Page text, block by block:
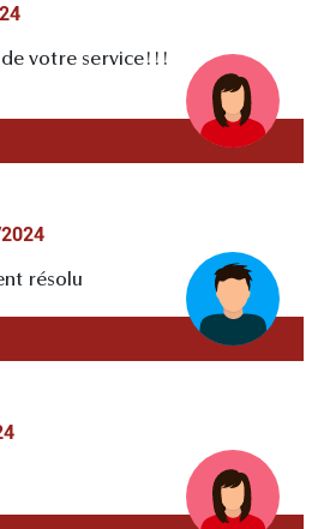
de votre service!!!
résolu